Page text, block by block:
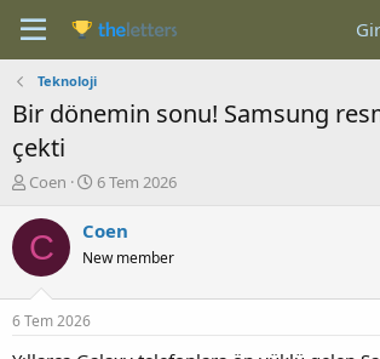
Teknoloji
Bir dönemin sonu! Samsung
çekti
K
n
b
u
u
b
Coen
B
ş
a
6 Tem 2026
C Coen
New member
6 Tem 2026